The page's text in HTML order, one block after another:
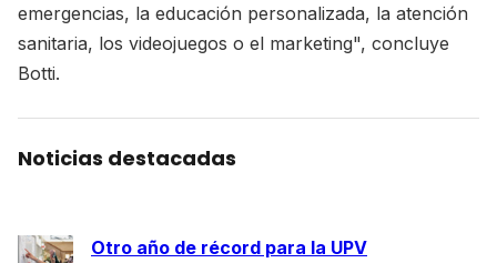
emergencias, la educación personalizada, la atención
sanitaria, los videojuegos o el marketing", concluye
Botti.
Noticias destacadas
Otro año de récord para la UPV